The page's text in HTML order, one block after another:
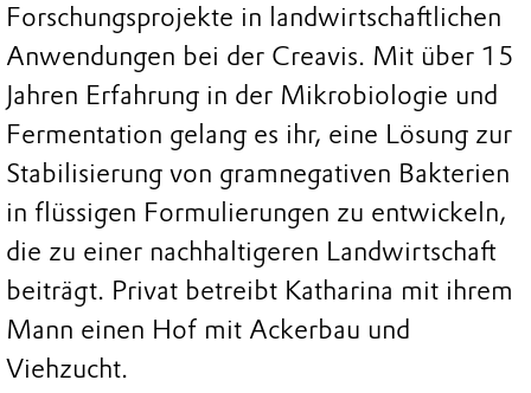
Forschungsprojekte in landwirtschaftlichen
Anwendungen bei der Creavis. Mit über 15
Jahren Erfahrung in der Mikrobiologie und
Fermentation gelang es ihr, eine Lösung zur
Stabilisierung von gramnegativen Bakterien
in flüssigen Formulierungen zu entwickeln,
die zu einer nachhaltigeren Landwirtschaft
beiträgt. Privat betreibt Katharina mit ihrem
Mann einen Hof mit Ackerbau und
Viehzucht.